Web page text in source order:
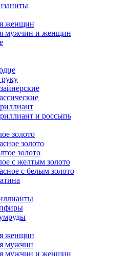
женщин
мужчин и женщин
и россыпь
золото
золото
золото
с желтым золото
с белым золото
женщин
мужчин
мужчин и женщин